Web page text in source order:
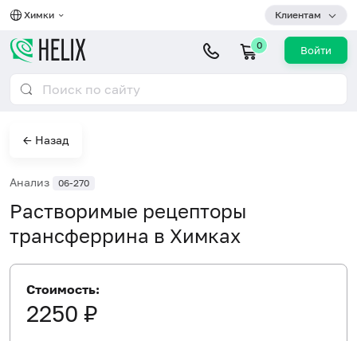
Химки Клиентам
0 Войти
← Назад
Анализ 06-270
Растворимые рецепторы
трансферрина в Химках
Стоимость:
2250 ₽